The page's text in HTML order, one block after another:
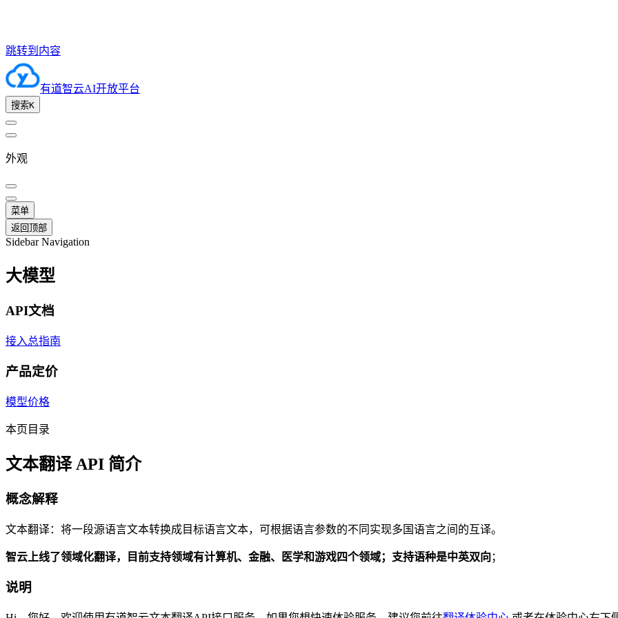
跳转到内容
有道智云AI开放平台
搜索K
外观
菜单
返回顶部
Sidebar Navigation
大模型
API文档
接入总指南
产品定价
模型价格
本页目录
文本翻译 API 简介
概念解释
文本翻译：将一段源语言文本转换成目标语言文本，可根据语言参数的不同实现多国语言之间的互译。
智云上线了领域化翻译，目前支持领域有计算机、金融、医学和游戏四个领域；支持语种是中英双向 ；
说明